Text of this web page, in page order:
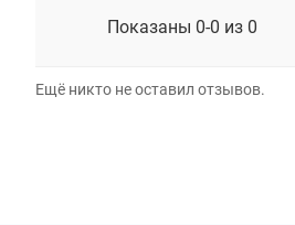
Показаны 0-0 из 0
Ещё никто не оставил отзывов.